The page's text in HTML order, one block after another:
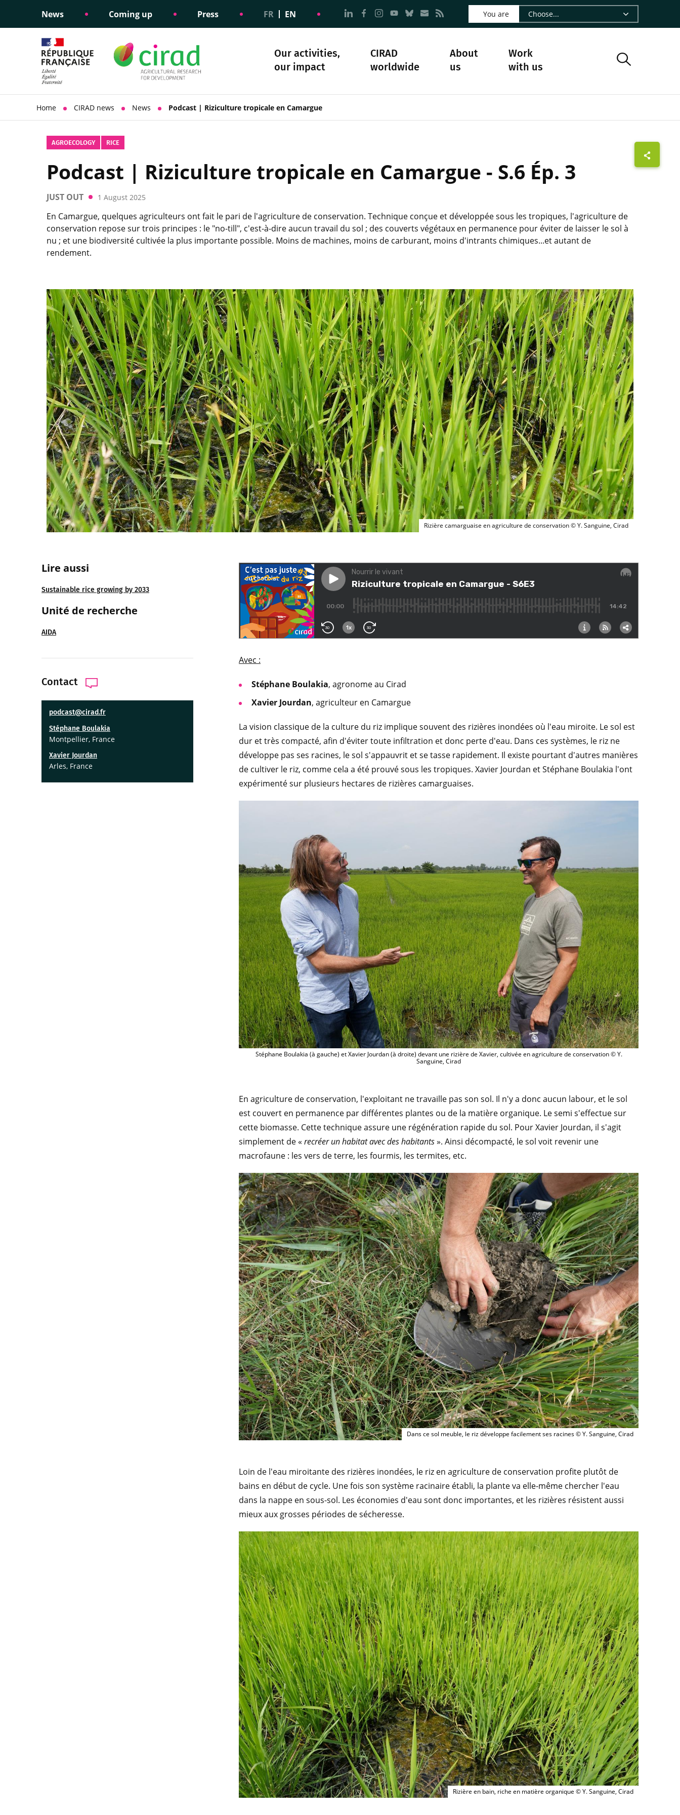
News Coming up Press FR EN Go to page Follow us on LinkedIn - CIRAD
Go to page Follow us on Facebook - CIRAD
Go to page Follow us on Instagram - CIRAD
Go to page Follow us on Youtube - CIRAD
Go to page Follow us on Bluesky - CIRAD
Go to page Contact us - CIRAD
Go to page RSS - CIRAD
You are
Our activities,
our impact
Informing public policy
Science diplomacy
support
CIRAD
worldwide
About
us
Ethical commitments
Social responsibility
policy
Science and society Our history
Work
with us
Home CIRAD news News Podcast | Riziculture tropicale en Camargue
AGROECOLOGY RICE
Podcast | Riziculture tropicale en Camargue - S.6 Ép. 3
JUST OUT 1 August 2025
En Camargue, quelques agriculteurs ont fait le pari de l'agriculture de conservation. Technique conçue et développée sous les tropiques, l'agriculture de
conservation repose sur trois principes : le "no-till", c'est-à-dire aucun travail du sol ; des couverts végétaux en permanence pour éviter de laisser le sol à
nu ; et une biodiversité cultivée la plus importante possible. Moins de machines, moins de carburant, moins d'intrants chimiques...et autant de
rendement.
Rizière camarguaise en agriculture de conservation ©
Rizière camarguaise en agriculture de conservation © Y. Sanguine, Cirad
Lire aussi
Sustainable rice growing by 2033
Unité de recherche
AIDA
Contact
podcast@cirad.fr
Stéphane Boulakia
Montpellier, France
Xavier Jourdan
Arles, France
Avec :
Stéphane Boulakia, agronome au Cirad
Xavier Jourdan, agriculteur en Camargue
La vision classique de la culture du riz implique souvent des rizières inondées où l'eau miroite. Le sol est
dur et très compacté, afin d'éviter toute infiltration et donc perte d'eau. Dans ces systèmes, le riz ne
développe pas ses racines, le sol s'appauvrit et se tasse rapidement. Il existe pourtant d'autres manières
de cultiver le riz, comme cela a été prouvé sous les tropiques. Xavier Jourdan et Stéphane Boulakia l'ont
expérimenté sur plusieurs hectares de rizières camarguaises.
Stéphane Boulakia (à gauche) et Xavier Jourdan (à droite) devant une rizière de Xavier, cultivée en agriculture de conservation © Y.
Sanguine, Cirad
En agriculture de conservation, l'exploitant ne travaille pas son sol. Il n'y a donc aucun labour, et le sol
est couvert en permanence par différentes plantes ou de la matière organique. Le semi s'effectue sur
cette biomasse. Cette technique assure une régénération rapide du sol. Pour Xavier Jourdan, il s'agit
simplement de « recréer un habitat avec des habitants». Ainsi décompacté, le sol voit revenir une
macrofaune : les vers de terre, les fourmis, les termites, etc.
Dans ce sol meuble, le riz développe facilement ses racines © Y. Sanguine, Cirad
Loin de l'eau miroitante des rizières inondées, le riz en agriculture de conservation profite plutôt de
bains en début de cycle. Une fois son système racinaire établi, la plante va elle-même chercher l'eau
dans la nappe en sous-sol. Les économies d'eau sont donc importantes, et les rizières résistent aussi
mieux aux grosses périodes de sécheresse.
Rizière en bain, riche en matière organique © Y. Sanguine, Cirad